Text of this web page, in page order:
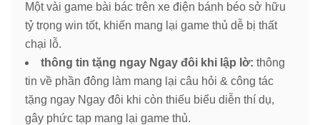
Một vài game bài bác trên xe điện bánh béo sở hữu
tỷ trọng win tốt, khiến mang lại game thủ dễ bị thất
chại lỗ.
thông tin tặng ngay Ngay đôi khi lập lờ: thông
tin về phần đông làm mang lại câu hỏi & công tác
tặng ngay Ngay đôi khi còn thiếu biểu diễn thí dụ,
gây phức tạp mang lại game thủ.